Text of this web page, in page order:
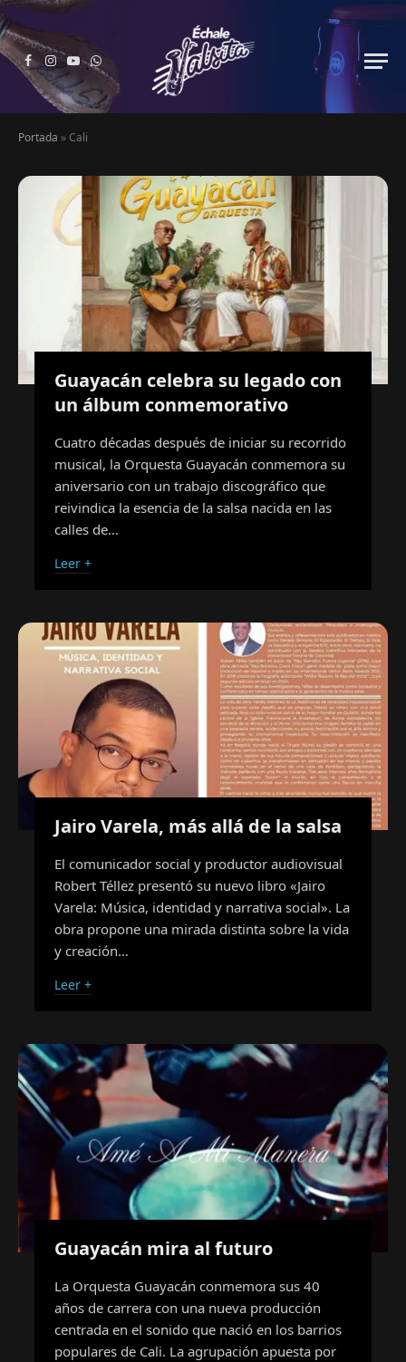
Facebook
Instagram
YouTubeWhatsApp
Portada » Cali
Guayacán celebra su legado con
un álbum conmemorativo
Cuatro décadas después de iniciar su recorrido
musical, la Orquesta Guayacán conmemora su
aniversario con un trabajo discográfico que
reivindica la esencia de la salsa nacida en las
calles de…
Leer +
Jairo Varela, más allá de la salsa
El comunicador social y productor audiovisual
Robert Téllez presentó su nuevo libro «Jairo
Varela: Música, identidad y narrativa social». La
obra propone una mirada distinta sobre la vida
y creación…
Leer +
Guayacán mira al futuro
La Orquesta Guayacán conmemora sus 40
años de carrera con una nueva producción
centrada en el sonido que nació en los barrios
populares de Cali. La agrupación apuesta por